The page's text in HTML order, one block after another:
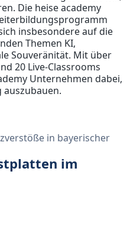
Die heise academy
insbesondere auf die
Themen KI,
Souveränität. Mit über
20 Live-Classrooms
Unternehmen dabei,
in bayerischer
im